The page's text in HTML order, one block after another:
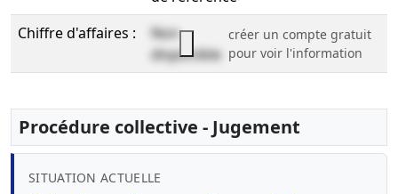
Chiffre d'affaires :
Non
disponible
créer un compte gratuit
pour voir l'information
Procédure collective - Jugement
SITUATION ACTUELLE